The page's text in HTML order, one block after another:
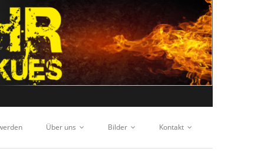
Über uns Bilder Kontakt